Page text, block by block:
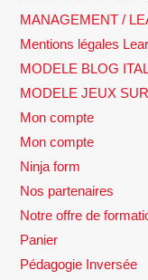
MANAGEMENT /
Mentions légales
MODELE BLOG
MODELE JEUX
Mon compte
Mon compte
Ninja form
Nos partenaires
Notre offre de
Panier
Pédagogie Inversée